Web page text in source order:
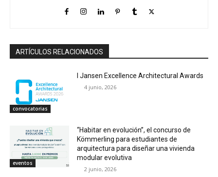
ARTÍCULOS RELACIONADOS
convocatorias
I Jansen Excellence Architectural Awards
4 junio, 2026
eventos
“Habitar en evolución”, el concurso de
Kömmerling para estudiantes de
arquitectura para diseñar una vivienda
modular evolutiva
2 junio, 2026